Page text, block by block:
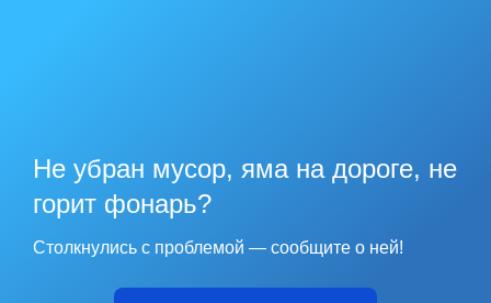
Не убран мусор, яма на дороге, не
горит фонарь?
Столкнулись с проблемой — сообщите о ней!